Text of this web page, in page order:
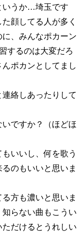
いうか…埼玉です
顔してる人が多く
、みんなポカーン
するのは大変だろ
ポカンとしてまし
絡しあったりして
ですか？（ほどほ
いいし、何を歌う
のもいいと思いま
方も濃いと思いま
らない曲もこうい
だけるとうれしい